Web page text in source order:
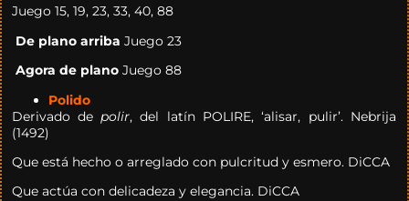
Juego 15, 19, 23, 33, 40, 88
De plano arribaJuego 23
Agora de planoJuego 88
Polido
Derivado de polir, del latín POLIRE, ‘alisar, pulir’. Nebrija
(1492)
Que está hecho o arreglado con pulcritud y esmero. DiCCA
Que actúa con delicadeza y elegancia. DiCCA